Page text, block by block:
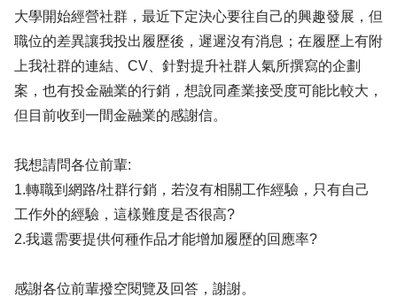
大學開始經營社群，最近下定決心要往自己的興趣發展，但
職位的差異讓我投出履歷後，遲遲沒有消息；在履歷上有附
上我社群的連結、CV、針對提升社群人氣所撰寫的企劃
案，也有投金融業的行銷，想說同產業接受度可能比較大，
但目前收到一間金融業的感謝信。
我想請問各位前輩:
1.轉職到網路/社群行銷，若沒有相關工作經驗，只有自己
工作外的經驗，這樣難度是否很高?
2.我還需要提供何種作品才能增加履歷的回應率?
感謝各位前輩撥空閱覽及回答，謝謝。